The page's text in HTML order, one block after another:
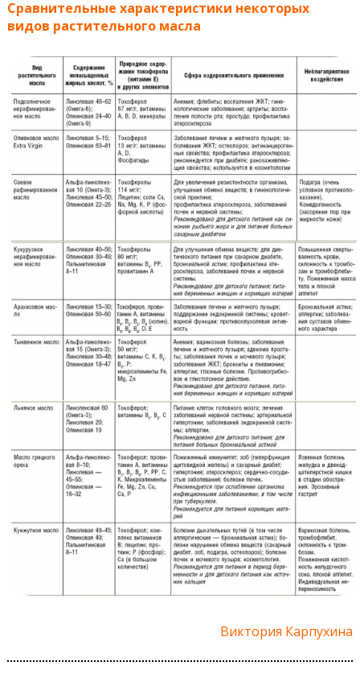
Сравнительные характеристики некоторых
видов растительного масла
Виктория Карпухина